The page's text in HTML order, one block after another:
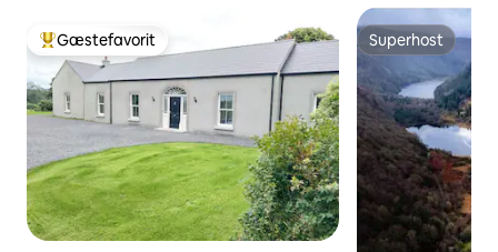
Bedste gæstefavorit
Gæstefavorit Superhost
Superhost